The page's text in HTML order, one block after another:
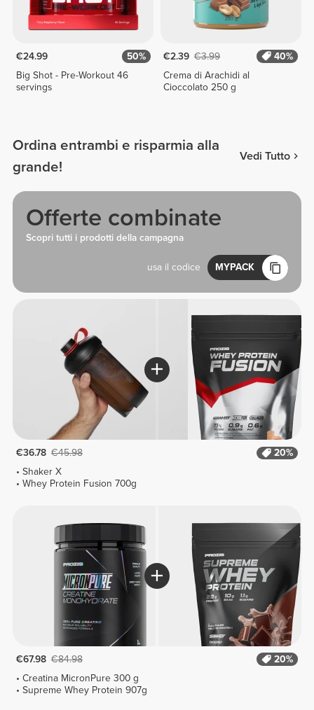
€24.99
50%
Big Shot - Pre-Workout 46
servings
€2.39 €3.99
40%
Crema di Arachidi al
Cioccolato 250 g
Ordina entrambi e risparmia alla
grande!
Vedi Tutto
Offerte combinate
Scopri tutti i prodotti della campagna
usa il codice MYPACK
€36.78 €45.98
20%
Shaker X
Whey Protein Fusion 700g
€67.98 €84.98
20%
Creatina MicronPure 300 g
Supreme Whey Protein 907g